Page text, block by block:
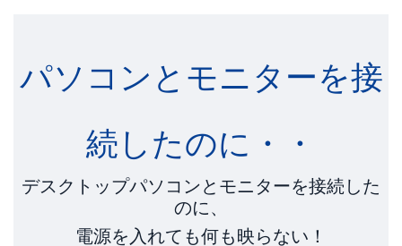
パソコンとモニターを接
続したのに・・
デスクトップパソコンとモニターを接続した
のに、
電源を入れても何も映らない！